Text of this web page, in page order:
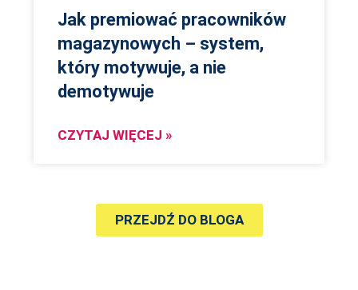
Jak premiować pracowników
magazynowych – system,
który motywuje, a nie
demotywuje
CZYTAJ WIĘCEJ »
PRZEJDŹ DO BLOGA